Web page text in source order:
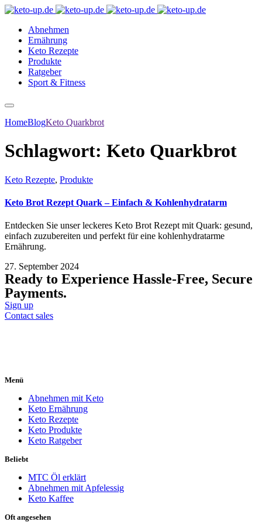
Abnehmen
Ernährung
Keto Rezepte
Produkte
Ratgeber
Sport & Fitness
HomeBlogKeto Quarkbrot
Schlagwort: Keto Quarkbrot
Keto Rezepte, Produkte
Keto Brot Rezept Quark – Einfach & Kohlenhydratarm
Entdecken Sie unser leckeres Keto Brot Rezept mit Quark: gesund,
einfach zuzubereiten und perfekt für eine kohlenhydratarme
Ernährung.
27. September 2024
Ready to Experience Hassle-Free, Secure
Payments.
Sign up
Contact sales
Menü
Abnehmen mit Keto
Keto Ernährung
Keto Rezepte
Keto Produkte
Keto Ratgeber
Beliebt
MTC Öl erklärt
Abnehmen mit Apfelessig
Keto Kaffee
Oft angesehen